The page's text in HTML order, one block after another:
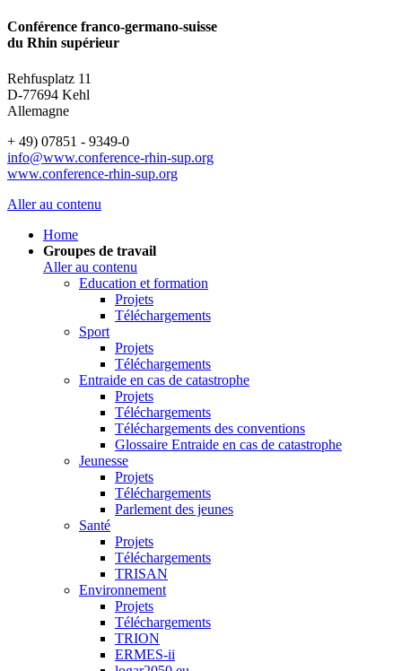
Conférence franco-germano-suisse
du Rhin supérieur
Rehfusplatz 11
D-77694 Kehl
Allemagne
+ 49) 07851 - 9349-0
info@www.conference-rhin-sup.org
www.conference-rhin-sup.org
Aller au contenu
Home
Groupes de travail
Aller au contenu
Education et formation
Projets
Téléchargements
Sport
Projets
Téléchargements
Entraide en cas de catastrophe
Projets
Téléchargements
Téléchargements des conventions
Glossaire Entraide en cas de catastrophe
Jeunesse
Projets
Téléchargements
Parlement des jeunes
Santé
Projets
Téléchargements
TRISAN
Environnement
Projets
Téléchargements
TRION
ERMES-ii